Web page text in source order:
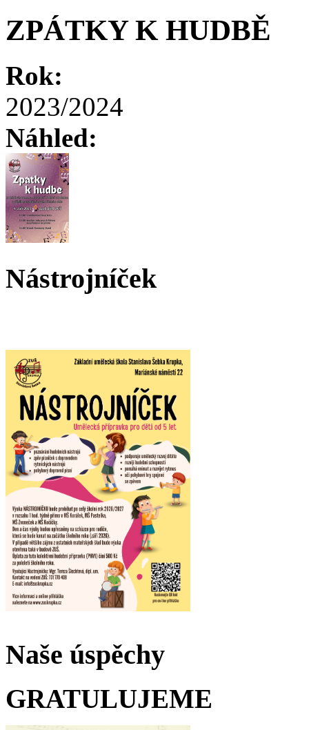
ZPÁTKY K HUDBĚ
Rok:
2023/2024
Náhled:
Nástrojníček
Naše úspěchy
GRATULUJEME